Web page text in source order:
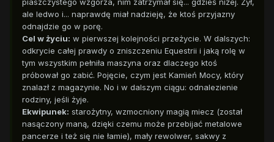
piaszczystego wzgórza, nim zatrzymał się... gdzieś niżej. Żył,
ale ledwo i... naprawdę miał nadzieję, że ktoś przyjazny
odnajdzie go w porę.
Cel w życiu: w pierwszej kolejności przeżycie. W dalszych:
odkrycie całej prawdy o zniszczeniu Equestrii i jaką rolę w
tym wszystkim pełniła maszyna oraz dlaczego ktoś
próbował go zabić. Pojęcie, czym jest Kamień Mocy, który
znalazł z magazynie. No i w dalszym ciągu: odnalezienie
rodziny, jeśli żyje.
Ekwipunek: starożytny, wzmocniony magią miecz (został
nasączony maną, dzięki czemu może przebijać metalowe
pancerze i też się nie łamie), mały rewolwer, sakwy z